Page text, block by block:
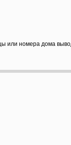
или номера дома